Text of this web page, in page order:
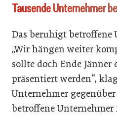
Tausende Unternehmer
Das beruhigt betroffene
„Wir hängen weiter
sollte doch Ende Jänner
präsentiert werden“,
Unternehmer
betroffene